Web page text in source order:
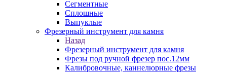
Сегментные
Сплошные
Выпуклые
Фрезерный инструмент для камня
Назад
Фрезерный инструмент для камня
Фрезы под ручной фрезер пос.12мм
Калибровочные, каннелюрные фрезы